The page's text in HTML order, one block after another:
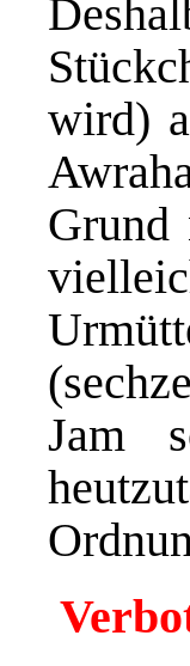
wird)
Grund
Jam